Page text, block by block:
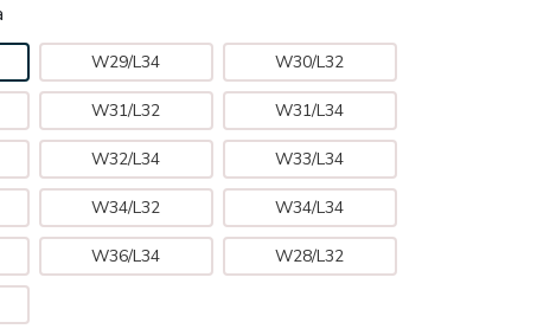
W29/L34 W30/L32
W31/L32 W31/L34
W32/L34 W33/L34
W34/L32 W34/L34
W36/L34 W28/L32